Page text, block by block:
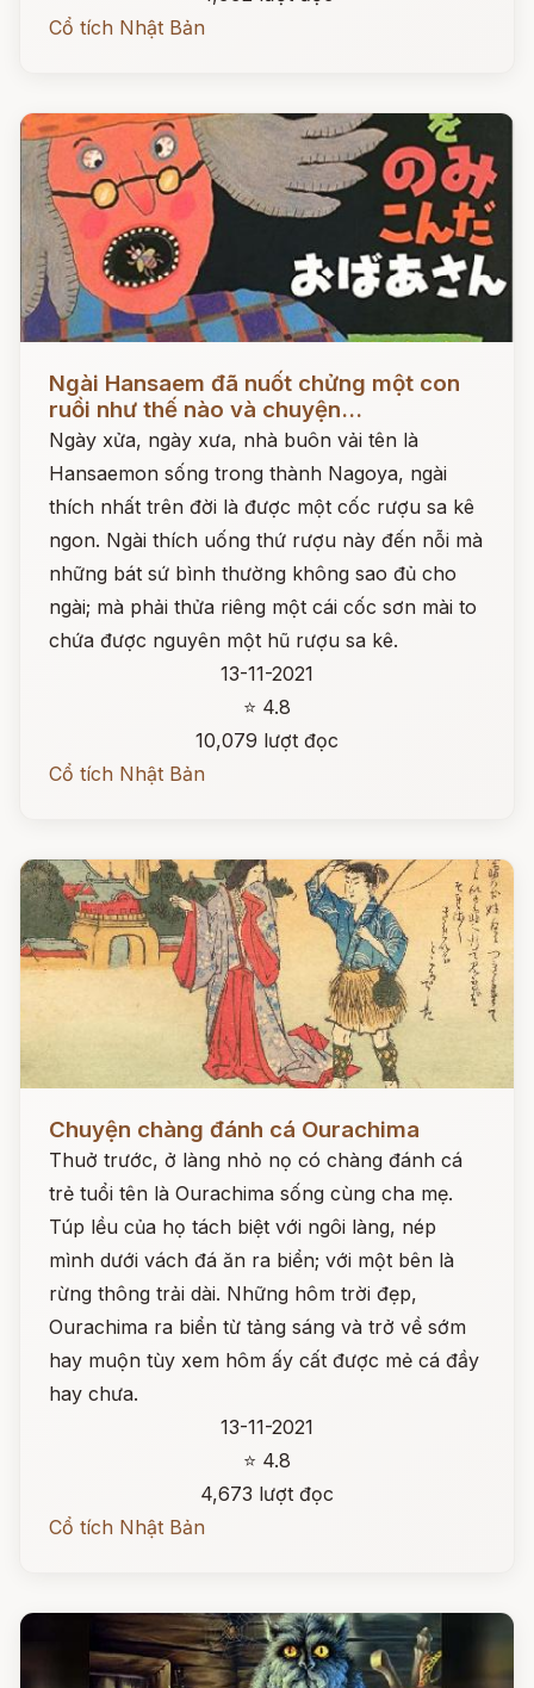
Cổ tích Nhật Bản
Ngài Hansaem đã nuốt chửng một con
ruồi như thế nào và chuyện...
Ngày xửa, ngày xưa, nhà buôn vải tên là
Hansaemon sống trong thành Nagoya, ngài
thích nhất trên đời là được một cốc rượu sa kê
ngon. Ngài thích uống thứ rượu này đến nỗi mà
những bát sứ bình thường không sao đủ cho
ngài; mà phải thửa riêng một cái cốc sơn mài to
chứa được nguyên một hũ rượu sa kê.
13-11-2021
⭐ 4.8
10,079 lượt đọc
Cổ tích Nhật Bản
Chuyện chàng đánh cá Ourachima
Thuở trước, ở làng nhỏ nọ có chàng đánh cá
trẻ tuổi tên là Ourachima sống cùng cha mẹ.
Túp lều của họ tách biệt với ngôi làng, nép
mình dưới vách đá ăn ra biển; với một bên là
rừng thông trải dài. Những hôm trời đẹp,
Ourachima ra biển từ tảng sáng và trở về sớm
hay muộn tùy xem hôm ấy cất được mẻ cá đầy
hay chưa.
13-11-2021
⭐ 4.8
4,673 lượt đọc
Cổ tích Nhật Bản